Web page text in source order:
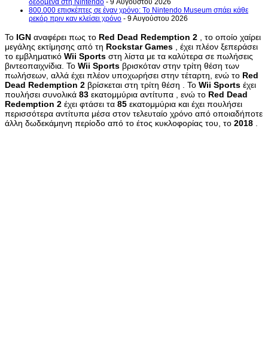
800.000 επισκέπτες σε έναν χρόνο: Το Nintendo Museum σπάει κάθε
ρεκόρ πριν καν κλείσει χρόνο - 9 Αυγούστου 2026
Το IGN αναφέρει πως το Red Dead Redemption 2 , το οποίο χαίρει
μεγάλης εκτίμησης από τη Rockstar Games , έχει πλέον ξεπεράσει
το εμβληματικό Wii Sports στη λίστα με τα καλύτερα σε πωλήσεις
βιντεοπαιχνίδια. Το Wii Sports βρισκόταν στην τρίτη θέση των
πωλήσεων, αλλά έχει πλέον υποχωρήσει στην τέταρτη, ενώ το Red
Dead Redemption 2 βρίσκεται στη τρίτη θέση . Το Wii Sports έχει
πουλήσει συνολικά 83 εκατομμύρια αντίτυπα , ενώ το Red Dead
Redemption 2 έχει φτάσει τα 85 εκατομμύρια και έχει πουλήσει
περισσότερα αντίτυπα μέσα στον τελευταίο χρόνο από οποιαδήποτε
άλλη δωδεκάμηνη περίοδο από το έτος κυκλοφορίας του, το 2018